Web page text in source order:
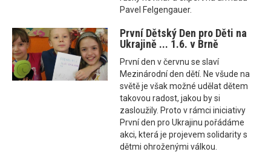
Pavel Felgengauer.
První Dětský Den pro Děti na
Ukrajině ... 1.6. v Brně
První den v červnu se slaví
Mezinárodní den dětí. Ne všude na
světě je však možné udělat dětem
takovou radost, jakou by si
zasloužily. Proto v rámci iniciativy
První den pro Ukrajinu pořádáme
akci, která je projevem solidarity s
dětmi ohroženými válkou.